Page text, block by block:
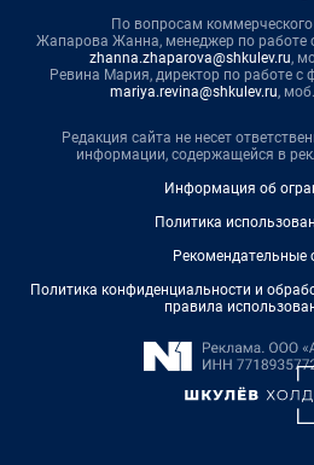
По вопросам коммерческого
Жапарова Жанна, менеджер по работе
zhanna.zhaparova@shkulev.ru,
Ревина Мария, директор по работе
mariya.revina@shkulev.ru,
Редакция сайта не несет
информации, содержащейся в
Информация об
Политика
Рекомендательные
Политика конфиденциальности и
правила